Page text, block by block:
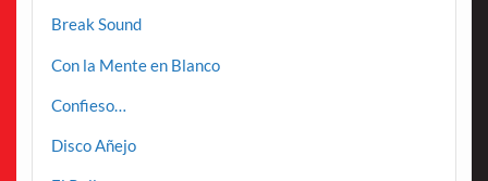
Break Sound
Con la Mente en Blanco
Confieso…
Disco Añejo